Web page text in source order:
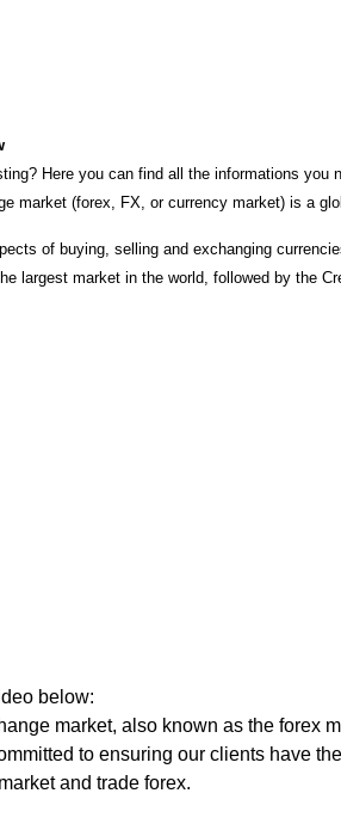
Here you can find all the informations
market (forex, FX, or currency market) is a
of buying, selling and exchanging
largest market in the world, followed by the
below:
market, also known as the forex
to ensuring our clients have
and trade forex.